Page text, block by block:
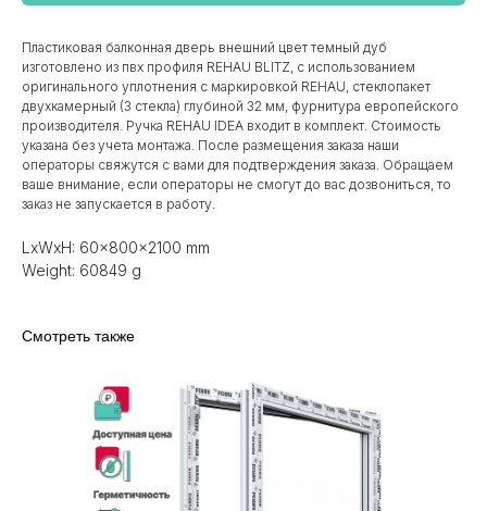
Пластиковая балконная дверь внешний цвет темный дуб
изготовлено из пвх профиля REHAU BLITZ, с использованием
оригинального уплотнения с маркировкой REHAU, стеклопакет
двухкамерный (3 стекла) глубиной 32 мм, фурнитура европейского
производителя. Ручка REHAU IDEA входит в комплект. Стоимость
указана без учета монтажа. После размещения заказа наши
операторы свяжутся с вами для подтверждения заказа. Обращаем
ваше внимание, если операторы не смогут до вас дозвониться, то
заказ не запускается в работу.
LxWxH: 60x800x2100 mm
Weight: 60849 g
Смотреть также